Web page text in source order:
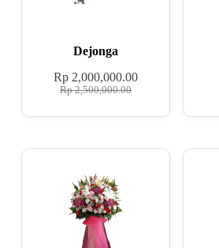
Dejonga
Rp2,500,000.00
Rp2,000,000.00